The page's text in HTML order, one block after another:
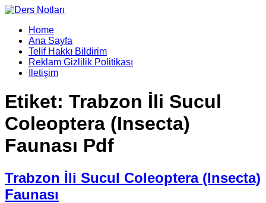
Home
Ana Sayfa
Telif Hakkı Bildirim
Reklam Gizlilik Politikası
İletişim
Etiket: Trabzon İli Sucul
Coleoptera (Insecta)
Faunası Pdf
Trabzon İli Sucul Coleoptera (Insecta)
Faunası